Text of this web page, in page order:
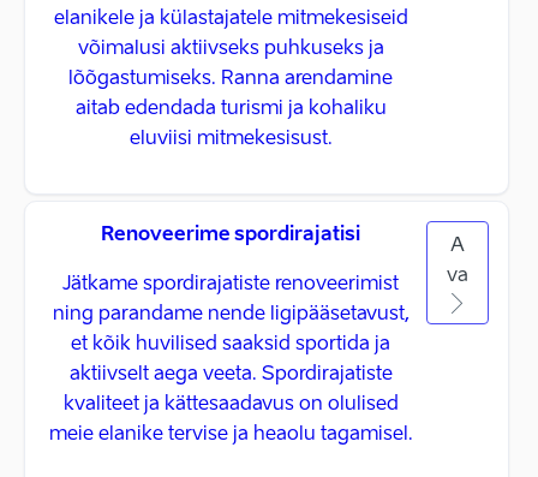
elanikele ja külastajatele mitmekesiseid
võimalusi aktiivseks puhkuseks ja
lõõgastumiseks. Ranna arendamine
aitab edendada turismi ja kohaliku
eluviisi mitmekesisust.
Renoveerime spordirajatisi
Jätkame spordirajatiste renoveerimist
ning parandame nende ligipääsetavust,
et kõik huvilised saaksid sportida ja
aktiivselt aega veeta. Spordirajatiste
kvaliteet ja kättesaadavus on olulised
meie elanike tervise ja heaolu tagamisel.
A
va